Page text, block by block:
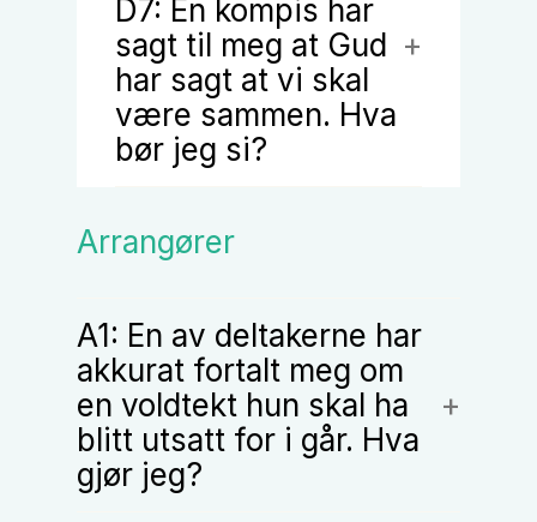
D7: En kompis har
sagt til meg at Gud
har sagt at vi skal
være sammen. Hva
bør jeg si?
Arrangører
A1: En av deltakerne har
akkurat fortalt meg om
en voldtekt hun skal ha
blitt utsatt for i går. Hva
gjør jeg?